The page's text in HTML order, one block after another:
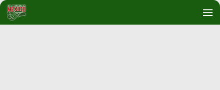
Debajo del contenido